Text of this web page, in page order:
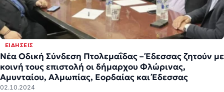
ΕΙΔΉΣΕΙΣ
Νέα Οδική Σύνδεση Πτολεμαΐδας – Έδεσσας ζητούν με
κοινή τους επιστολή οι δήμαρχου Φλώρινας,
Αμυνταίου, Αλμωπίας, Εορδαίας και Έδεσσας
02.10.2024